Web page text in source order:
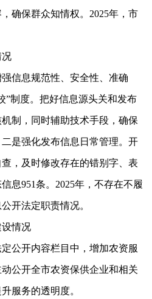
确保群众知情权。2025年，市
息规范性、安全性、准确
”制度。把好信息源头关和发布
制，同时辅助技术手段，确保
是强化发布信息日常管理。开
，及时修改存在的错别字、表
息951条。2025年，不存在不履
开法定职责情况。
情况
开内容栏目中，增加农资服
公开全市农资保供企业和相关
服务的透明度。